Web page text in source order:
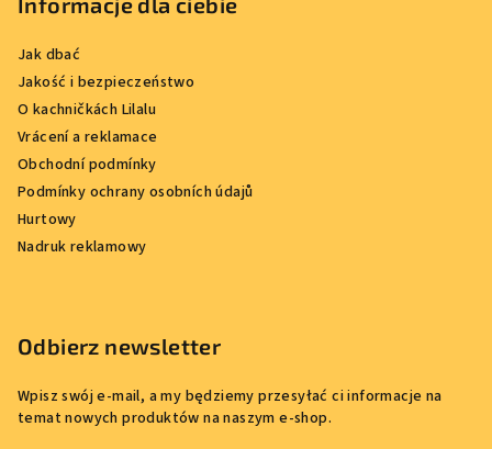
Jak dbać
Jakość i bezpieczeństwo
O kachničkách Lilalu
Vrácení a reklamace
Obchodní podmínky
Podmínky ochrany osobních údajů
Hurtowy
Nadruk reklamowy
Odbierz newsletter
Wpisz swój e-mail, a my będziemy przesyłać ci informacje na
temat nowych produktów na naszym e-shop.